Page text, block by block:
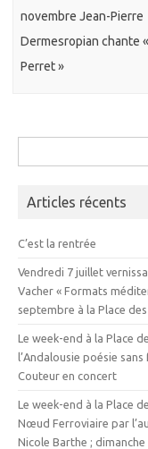
novembre Jean-Pierre
Dermesropian chante
Perret »
Articles récents
C’est la rentrée
Vendredi 7 juillet
Vacher « Formats
septembre à la Place
Le week-end à la Place
l’Andalousie poésie
Couteur en concert
Le week-end à la Place
Nœud Ferroviaire par
Nicole Barthe ;